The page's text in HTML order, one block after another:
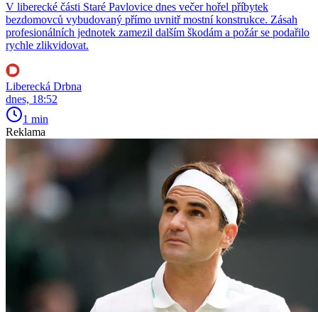
V liberecké části Staré Pavlovice dnes večer hořel příbytek
bezdomovců vybudovaný přímo uvnitř mostní konstrukce. Zásah
profesionálních jednotek zamezil dalším škodám a požár se podařilo
rychle zlikvidovat.
Liberecká Drbna
dnes, 18:52
1 min
Reklama